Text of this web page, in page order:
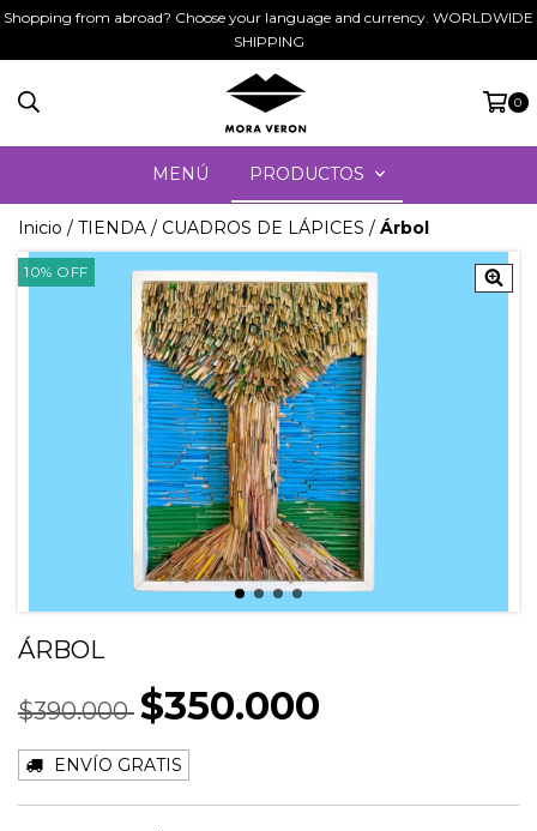
Shopping from abroad? Choose your language and currency. WORLDWIDE
SHIPPING
0
MENÚ PRODUCTOS
Inicio / TIENDA / CUADROS DE LÁPICES / Árbol
10% OFF
ÁRBOL
$390.000 $350.000
ENVÍO GRATIS